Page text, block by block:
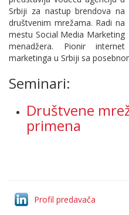
Srbiji za nastup brendova na
društvenim mrežama. Radi na
mestu Social Media Marketing
menadžera. Pionir internet
marketinga u Srbiji sa
Seminari:
Društvene
primena
Profil predavača